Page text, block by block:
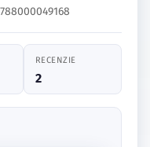
RECENZIE
2